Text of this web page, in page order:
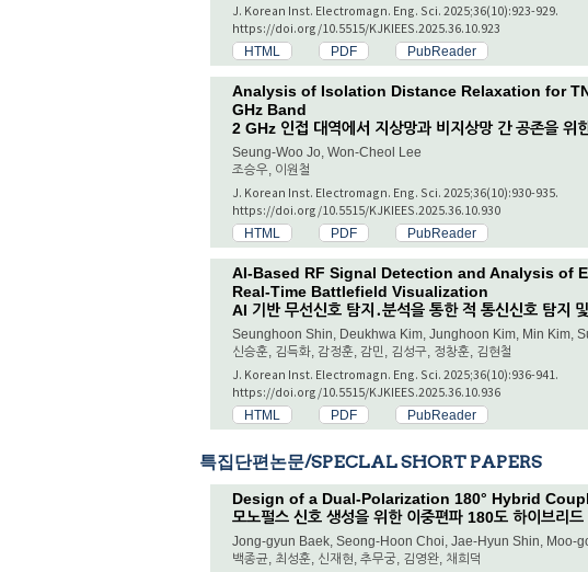
J. Korean Inst. Electromagn. Eng. Sci. 2025;36(10):923-929.
https://doi.org/10.5515/KJKIEES.2025.36.10.923
HTML PDF PubReader
Analysis of Isolation Distance Relaxation for
GHz Band
2 GHz 인접 대역에서 지상망과 비지상망 간 공존을 위
Seung-Woo Jo, Won-Cheol Lee
조승우, 이원철
J. Korean Inst. Electromagn. Eng. Sci. 2025;36(10):930-935.
https://doi.org/10.5515/KJKIEES.2025.36.10.930
HTML PDF PubReader
AI-Based RF Signal Detection and Analysis of
Real-Time Battlefield Visualization
AI 기반 무선신호 탐지․분석을 통한 적 통신신호 탐지
Seunghoon Shin, Deukhwa Kim, Junghoon Kim, Min Kim,
신승훈, 김득화, 감정훈, 감민, 김성구, 정창훈, 김현철
J. Korean Inst. Electromagn. Eng. Sci. 2025;36(10):936-941.
https://doi.org/10.5515/KJKIEES.2025.36.10.936
HTML PDF PubReader
특집단편논문/SPECLAL SHORT PAPERS
Design of a Dual-Polarization 180° Hybrid
모노펄스 신호 생성을 위한 이중편파 180도 하이브리드
Jong-gyun Baek, Seong-Hoon Choi, Jae-Hyun Shin, Moo-
백종균, 최성훈, 신재현, 추무궁, 김영완, 채희덕